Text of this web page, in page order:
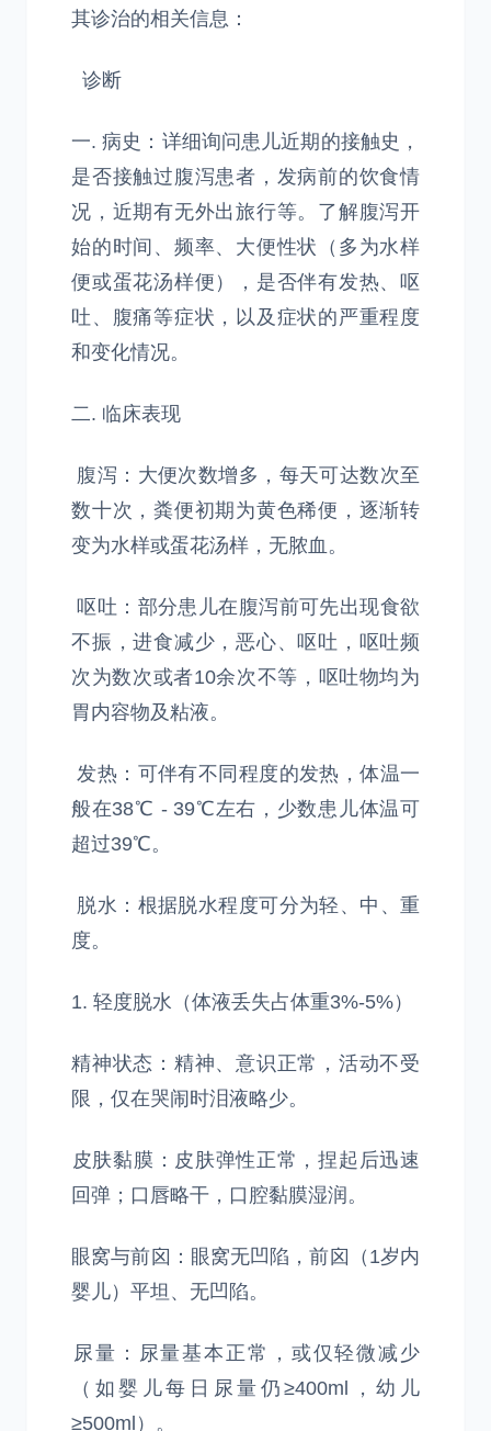
其诊治的相关信息：
诊断
一. 病史：详细询问患儿近期的接触史，
是否接触过腹泻患者，发病前的饮食情
况，近期有无外出旅行等。了解腹泻开
始的时间、频率、大便性状（多为水样
便或蛋花汤样便），是否伴有发热、呕
吐、腹痛等症状，以及症状的严重程度
和变化情况。
二. 临床表现
腹泻：大便次数增多，每天可达数次至
数十次，粪便初期为黄色稀便，逐渐转
变为水样或蛋花汤样，无脓血。
呕吐：部分患儿在腹泻前可先出现食欲
不振，进食减少，恶心、呕吐，呕吐频
次为数次或者10余次不等，呕吐物均为
胃内容物及粘液。
发热：可伴有不同程度的发热，体温一
般在38℃ - 39℃左右，少数患儿体温可
超过39℃。
脱水：根据脱水程度可分为轻、中、重
度。
1. 轻度脱水（体液丢失占体重3%-5%）
精神状态：精神、意识正常，活动不受
限，仅在哭闹时泪液略少。
​皮肤黏膜：皮肤弹性正常，捏起后迅速
回弹；口唇略干，口腔黏膜湿润。
​眼窝与前囟：眼窝无凹陷，前囟（1岁内
婴儿）平坦、无凹陷。
​尿量：尿量基本正常，或仅轻微减少
（如婴儿每日尿量仍≥400ml，幼儿
≥500ml）。